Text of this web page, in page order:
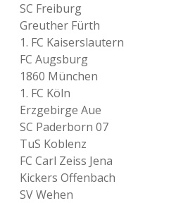
SC Freiburg
Greuther Fürth
1. FC Kaiserslautern
FC Augsburg
1860 München
1. FC Köln
Erzgebirge Aue
SC Paderborn 07
TuS Koblenz
FC Carl Zeiss Jena
Kickers Offenbach
SV Wehen